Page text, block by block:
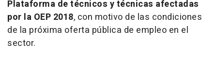
Plataforma de técnicos y técnicas afectadas
por la OEP 2018, con motivo de las condiciones
de la próxima oferta pública de empleo en el
sector.